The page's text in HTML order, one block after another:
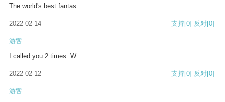
The world's best fantas
2022-02-14 支持[0] 反对[0]
游客
I called you 2 times. W
2022-02-12 支持[0] 反对[0]
游客